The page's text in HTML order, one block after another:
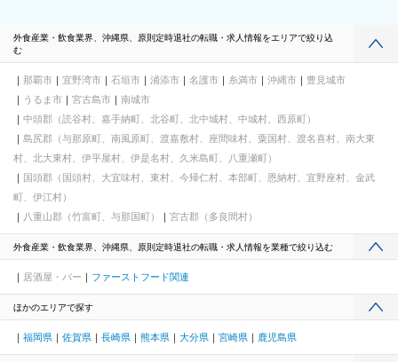
外食産業・飲食業界、沖縄県、原則定時退社の転職・求人情報をエリアで絞り込
む
那覇市 宜野湾市 石垣市 浦添市 名護市 糸満市 沖縄市
豊見城市
うるま市
宮古島市
南城市
中頭郡（読谷村、嘉手納町、北谷町、北中城村、中城村、西原町）
島尻郡（与那原町、南風原町、渡嘉敷村、座間味村、粟国村、渡名喜村、南大東
村、北大東村、伊平屋村、伊是名村、久米島町、八重瀬町）
国頭郡（国頭村、大宜味村、東村、今帰仁村、本部町、恩納村、宜野座村、金武
町、伊江村）
八重山郡（竹富町、与那国町）
宮古郡（多良間村）
外食産業・飲食業界、沖縄県、原則定時退社の転職・求人情報を業種で絞り込む
居酒屋・バー ファーストフード関連
ほかのエリアで探す
福岡県 佐賀県 長崎県 熊本県 大分県 宮崎県 鹿児島県